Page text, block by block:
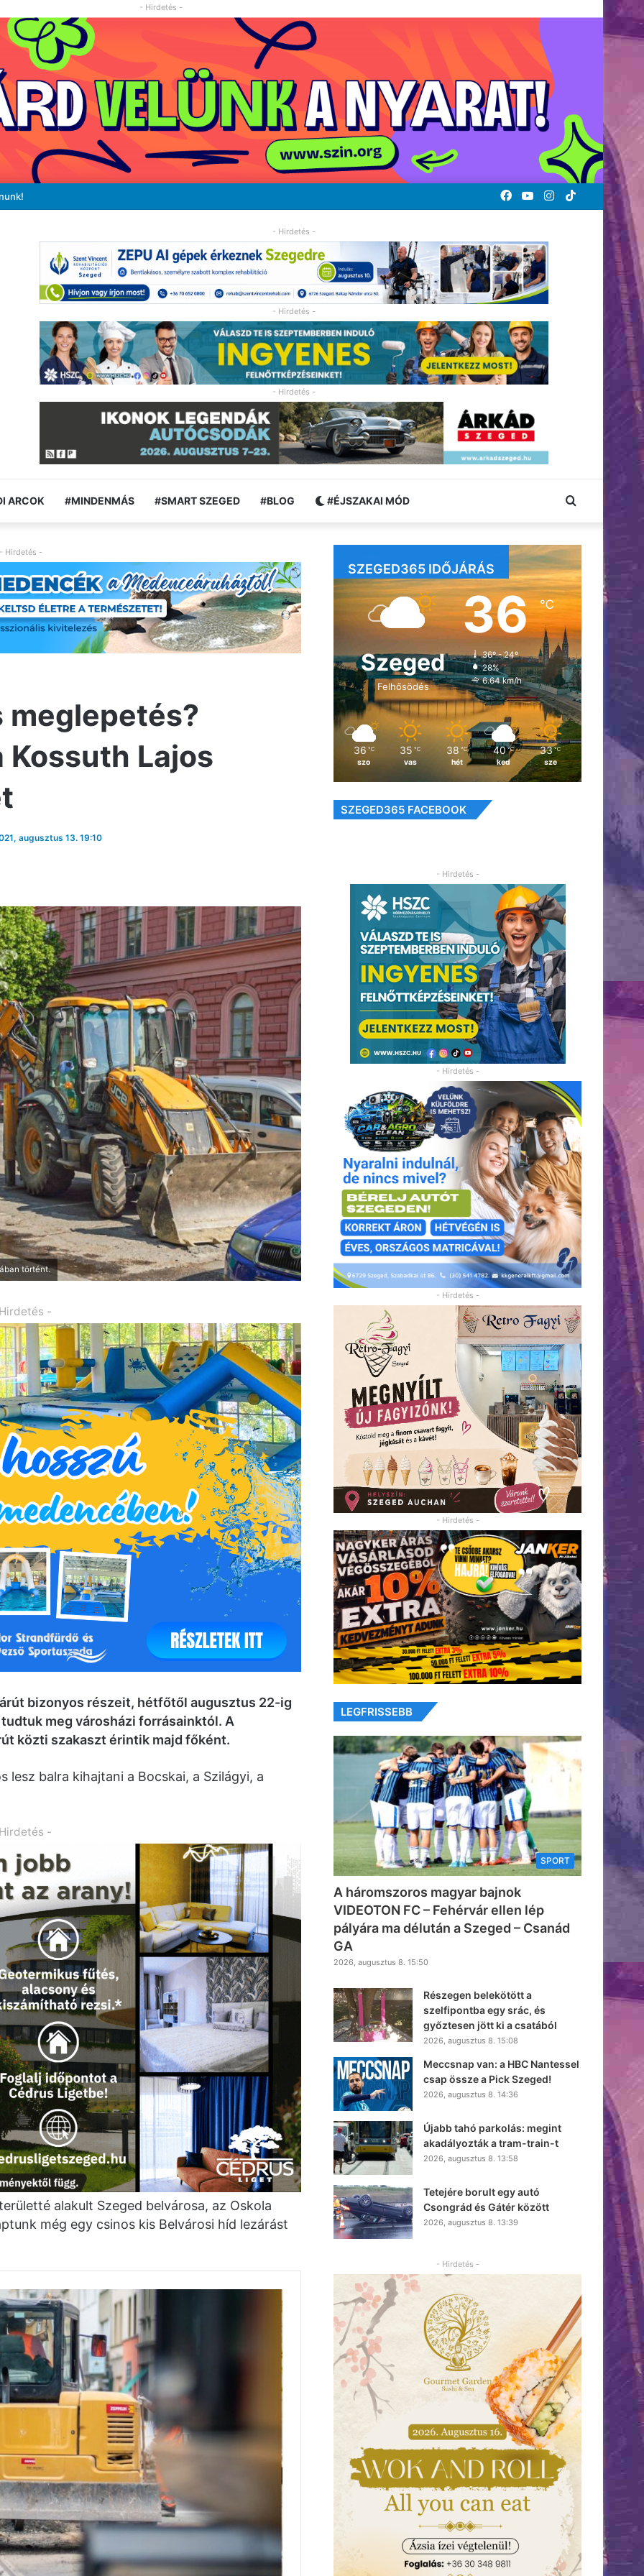
- Hirdetés -
TikTok
Instagram
YouTube
Facebook
- Hirdetés -
- Hirdetés -
- Hirdetés -
ARCOK #MINDENMÁS #SMART SZEGED #BLOG #ÉJSZAKAI MÓD Keresés:
- Hirdetés -
meglepetés?
Lajos
augusztus 13. 19:10
történt.
-
bizonyos részeit, hétfőtől augusztus 22-ig
meg városházi forrásainktól. A
közti szakaszt érintik majd főként.
balra kihajtani a Bocskai, a Szilágyi, a
-
alakult Szeged belvárosa, az Oskola
még egy csinos kis Belvárosi híd lezárást
SZEGED365 IDŐJÁRÁS
Szeged
Felhősödés
36℃
36º - 24º
28%
6.64 km/h
36 ℃
szo
35 ℃
vas
38 ℃
hét
40 ℃
ked
33 ℃
sze
SZEGED365 FACEBOOK
- Hirdetés -
- Hirdetés -
- Hirdetés -
- Hirdetés -
LEGFRISSEBB
SPORT
A háromszoros magyar bajnok
VIDEOTON FC – Fehérvár ellen lép
pályára ma délután a Szeged – Csanád
GA
2026, augusztus 8. 15:50
Részegen belekötött a
szelfipontba egy srác, és
győztesen jött ki a csatából
2026, augusztus 8. 15:08
Meccsnap van: a HBC Nantessel
csap össze a Pick Szeged!
2026, augusztus 8. 14:36
Újabb tahó parkolás: megint
akadályozták a tram-train-t
2026, augusztus 8. 13:58
Tetejére borult egy autó
Csongrád és Gátér között
2026, augusztus 8. 13:39
- Hirdetés -